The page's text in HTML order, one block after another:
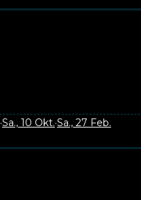
·Sa., 10 Okt.·Sa., 27 Feb.